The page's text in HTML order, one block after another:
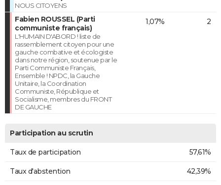
NOUS CITOYENS
Fabien ROUSSEL (Parti
communiste français)
L'HUMAIN D'ABORD ! liste de
rassemblement citoyen pour une
gauche combative et écologiste
dans notre région, soutenue par le
Parti Communiste Français,
Ensemble ! NPDC, la Gauche
Unitaire, la Coordination
Communiste, République et
Socialisme, membres du FRONT
DE GAUCHE
1,07% 2
Participation au scrutin
Taux de participation 57,61%
Taux d'abstention 42,39%